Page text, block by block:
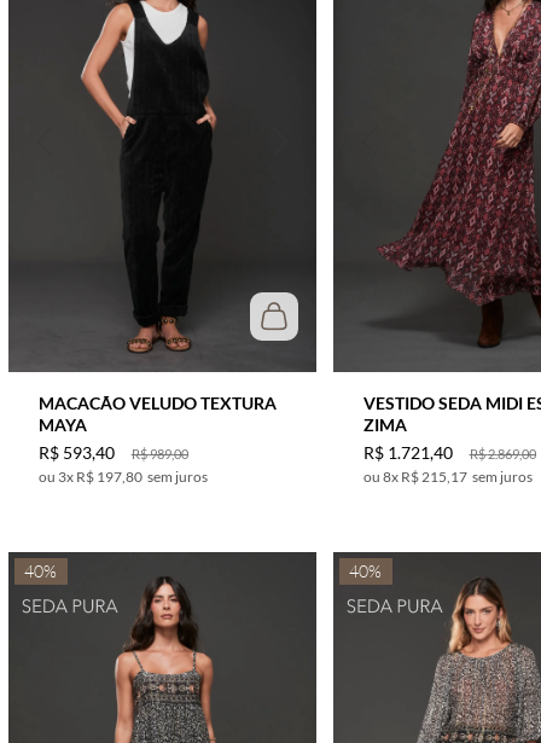
VERDE OLIVA
MACACÃO VELUDO TEXTURA
MAYA
R$989,00
R$ 593,40
3x R$ 197,80 sem juros
VESTIDO SEDA MIDI
ZIMA
R$2.869,00
R$ 1.721,40
8x R$ 215,17 sem juros
40% 40%